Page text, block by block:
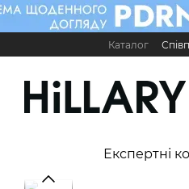
Перейти до основного
Каталог
Карʼєра в
Експертні